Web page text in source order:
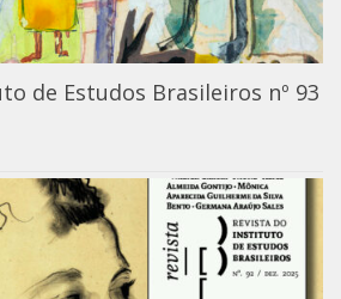
de Estudos Brasileiros nº 93